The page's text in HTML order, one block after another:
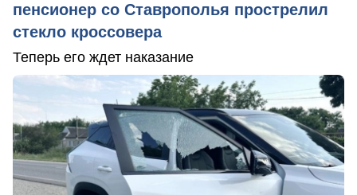
пенсионер со Ставрополья прострелил
стекло кроссовера
Теперь его ждет наказание